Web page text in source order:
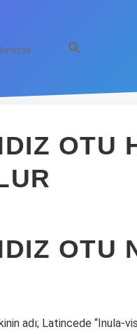
OTU
OTU
adı; Latincede “Inula-